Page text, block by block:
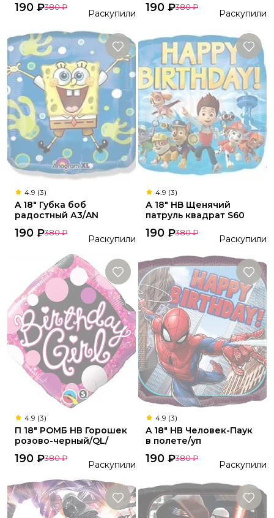
190 ₽380 ₽
Раскупили 190 ₽380 ₽
Раскупили
4.9 (3)
A 18" Губка боб
радостный А3/AN
190 ₽380 ₽
Раскупили
4.9 (3)
А 18" HB Щенячий
патруль квадрат S60
190 ₽380 ₽
Раскупили
4.9 (3)
П 18" РОМБ НВ Горошек
розово-черный/QL/
190 ₽380 ₽
Раскупили
4.9 (3)
A 18" НВ Человек-Паук
в полете/уп
190 ₽380 ₽
Раскупили